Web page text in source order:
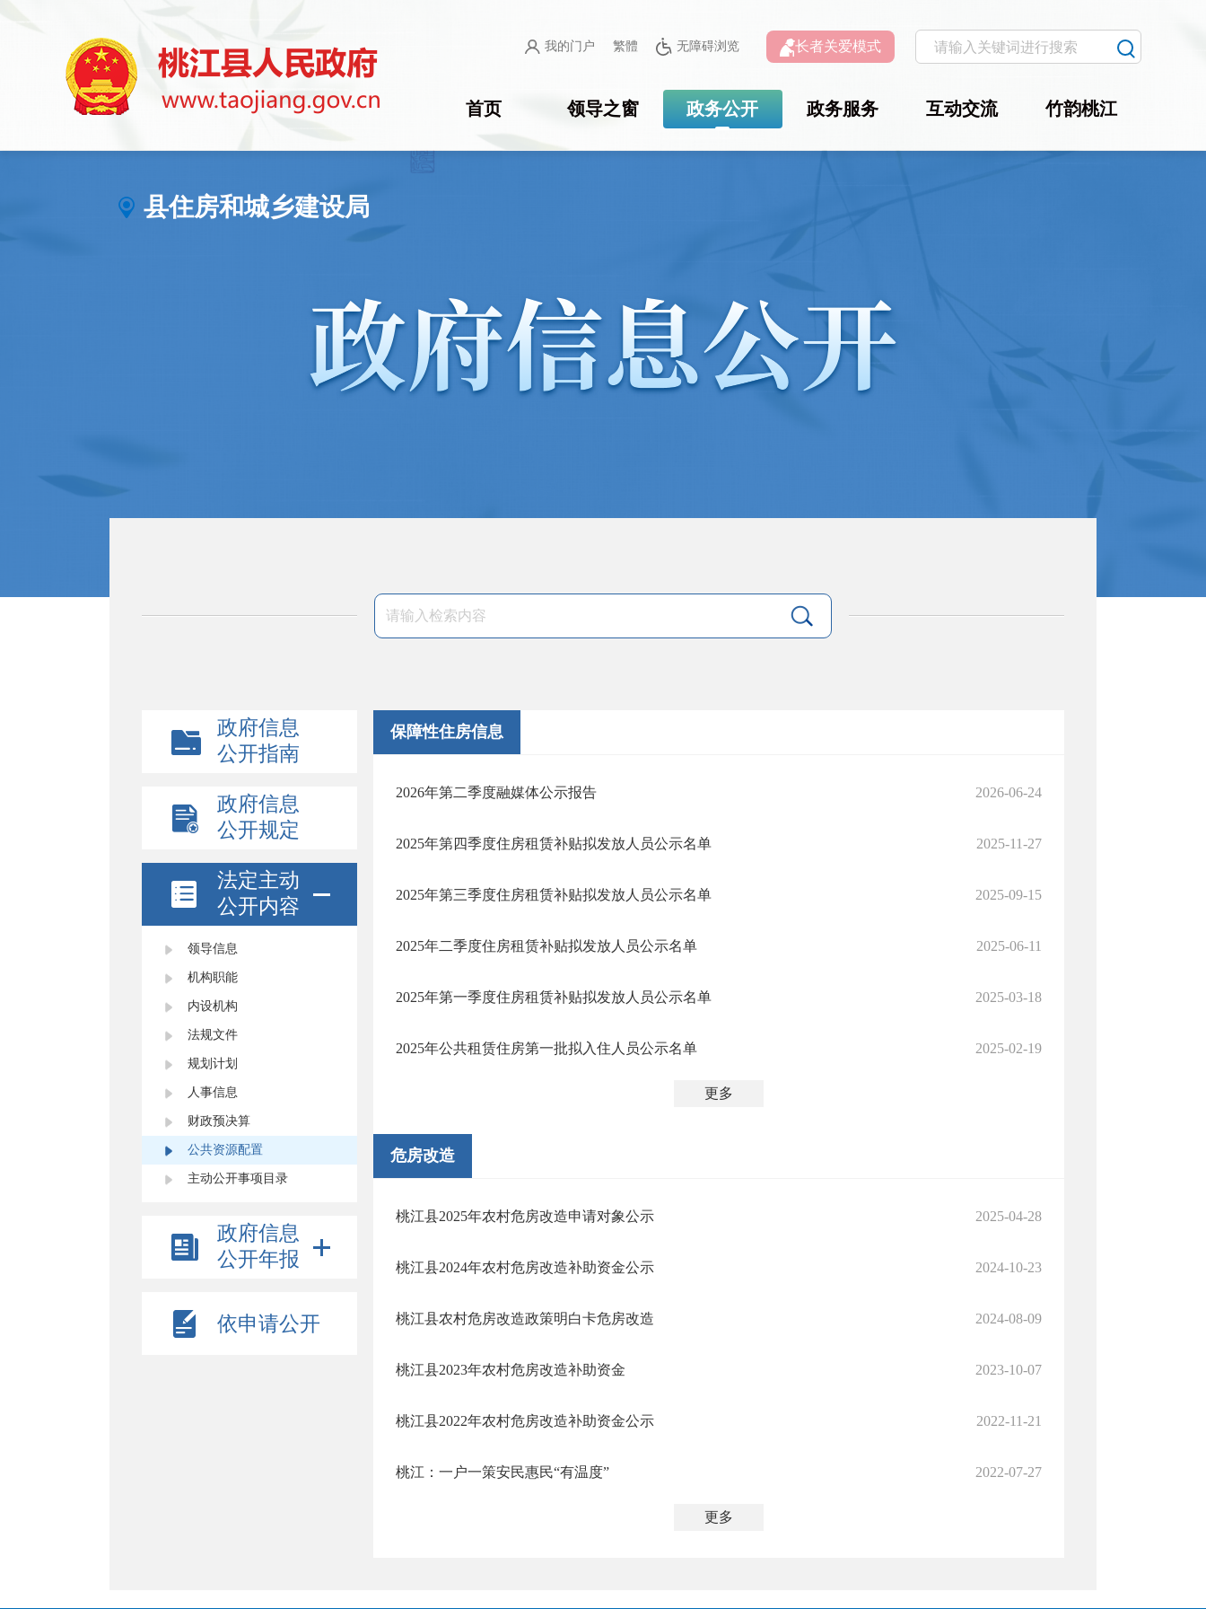
我的门户 繁體 无障碍浏览 长者关爱模式
首页 领导之窗 政务公开 政务服务 互动交流 竹韵桃江
县住房和城乡建设局
政府信息
公开指南
政府信息
公开规定
法定主动
公开内容
领导信息
机构职能
内设机构
法规文件
规划计划
人事信息
财政预决算
公共资源配置
主动公开事项目录
政府信息
公开年报
依申请公开
保障性住房信息
2026年第二季度融媒体公示报告 2026-06-24
2025年第四季度住房租赁补贴拟发放人员公示名单 2025-11-27
2025年第三季度住房租赁补贴拟发放人员公示名单 2025-09-15
2025年二季度住房租赁补贴拟发放人员公示名单 2025-06-11
2025年第一季度住房租赁补贴拟发放人员公示名单 2025-03-18
2025年公共租赁住房第一批拟入住人员公示名单 2025-02-19
更多
危房改造
桃江县2025年农村危房改造申请对象公示 2025-04-28
桃江县2024年农村危房改造补助资金公示 2024-10-23
桃江县农村危房改造政策明白卡危房改造 2024-08-09
桃江县2023年农村危房改造补助资金 2023-10-07
桃江县2022年农村危房改造补助资金公示 2022-11-21
桃江：一户一策安民惠民“有温度” 2022-07-27
更多